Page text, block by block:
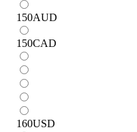
150AUD
150CAD
160USD